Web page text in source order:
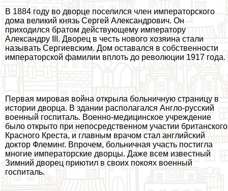
В 1884 году во дворце поселился члeн императорского
дома великий князь Сергeй Александрович. Он
приходился братом действующему императору
Александру III. Дворец в честь нового хозяина стали
называть Сергиевским. Дом оставался в собственности
императорской фамилии вплоть до революции 1917 года.
Первая мировая война открыла больничную страницу в
истории дворца. В здании располагался Англо-русский
военный госпиталь. Военно-медицинское учреждение
было открыто при непосредственном участии британского
Красного Креста, и главным врачом стал английский
доктор Флеминг. Впрочем, больничная участь постигла
многие императорские дворцы. Даже всем известный
Зимний дворец приютил в своих покоях военный
госпиталь.